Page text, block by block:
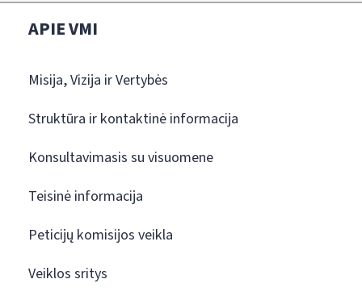
APIE VMI
Misija, Vizija ir Vertybės
Struktūra ir kontaktinė informacija
Konsultavimasis su visuomene
Teisinė informacija
Peticijų komisijos veikla
Veiklos sritys